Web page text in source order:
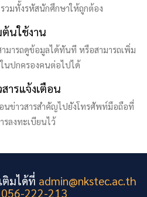
วมทั้งรหัสนักศึกษาให้ถูกต้อง
ต้นใช้งาน
มารถดูข้อมูลได้ทันที หรือสามารถเพิ่ม
นปกครองคนต่อไปได้
ารแจ้งเตือน
นข่าวสารสำคัญไปยังโทรศัพท์มือถือที่
รลงทะเบียนไว้
ติมได้ที่ admin@nkstec.ac.th
056-222-213